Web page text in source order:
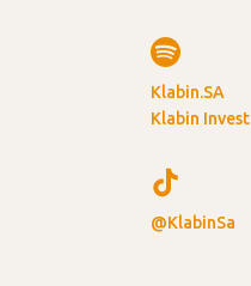
Klabin.SA
Klabin Invest
@KlabinSa